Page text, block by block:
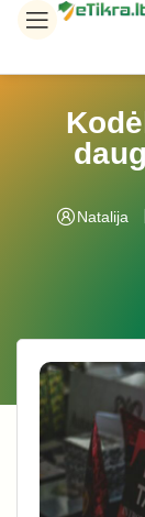
Natalija